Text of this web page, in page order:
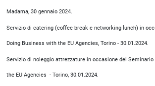
Madama, 30 gennaio 2024.
Servizio di catering (coffee break e networking lunch) in
Doing Business with the EU Agencies, Torino - 30.01.2024.
Servizio di noleggio attrezzature in occasione del
the EU Agencies - Torino, 30.01.2024.